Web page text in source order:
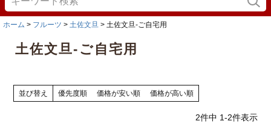
ホーム フルーツ 土佐文旦 土佐文旦-ご自宅用
土佐文旦-ご自宅用
並び替え 優先度順 価格が安い順 価格が高い順
2件中 1-2件表示